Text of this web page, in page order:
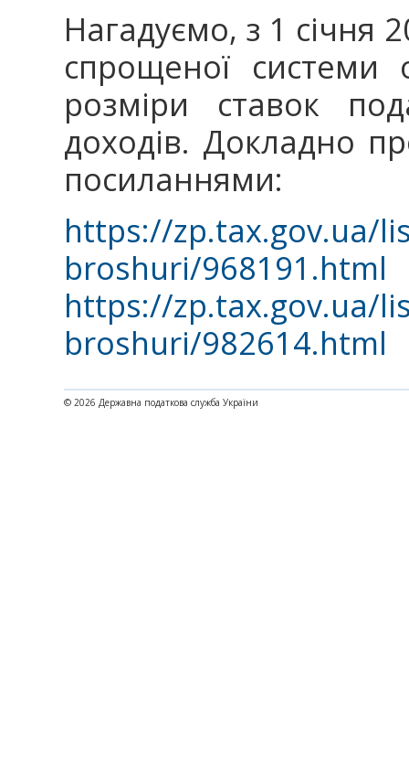
Нагадуємо, з 1 січня
спрощеної системи
розміри ставок
доходів. Докладно
посиланнями:
https://zp.tax.gov.ua/
broshuri/968191.html
https://zp.tax.gov.ua/
broshuri/982614.html
© 2026 Державна податкова служба України